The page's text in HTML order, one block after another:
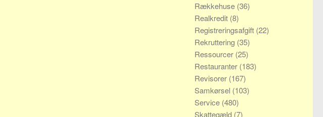
Rækkehuse (36)
Realkredit (8)
Registreringsafgift (22)
Rekruttering (35)
Ressourcer (25)
Restauranter (183)
Revisorer (167)
Samkørsel (103)
Service (480)
Skattegæld (7)